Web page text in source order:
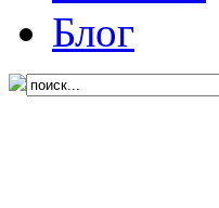
Блог